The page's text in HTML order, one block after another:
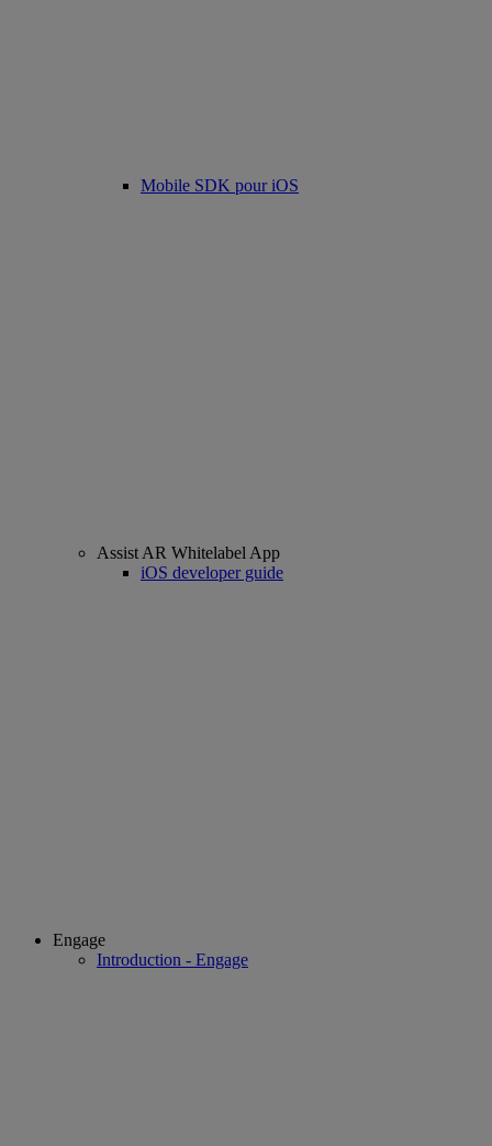
Mobile SDK pour iOS
Assist AR Whitelabel App
iOS developer guide
Engage
Introduction - Engage